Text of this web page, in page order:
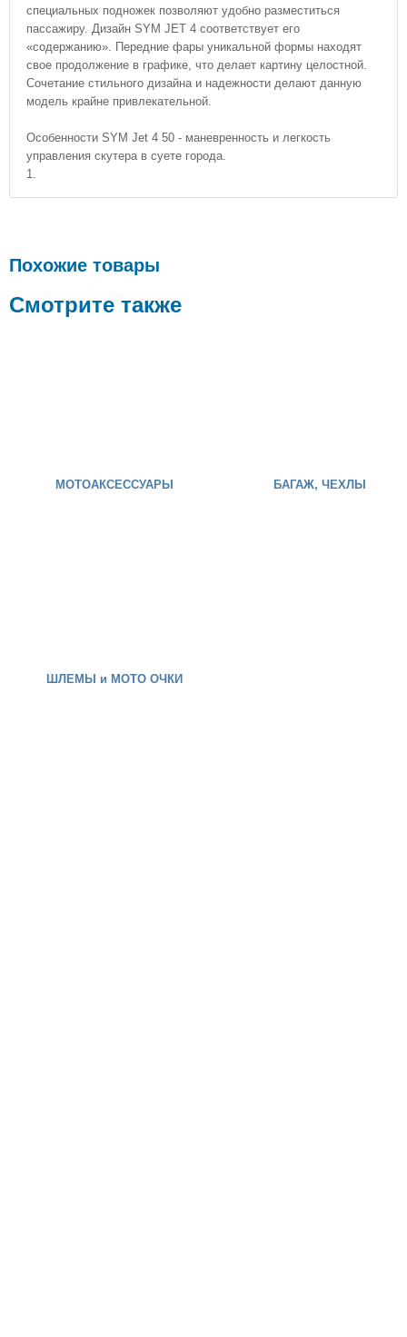
специальных подножек позволяют удобно разместиться
пассажиру. Дизайн SYM JET 4 соответствует его
«содержанию». Передние фары уникальной формы находят
свое продолжение в графике, что делает картину целостной.
Сочетание стильного дизайна и надежности делают данную
модель крайне привлекательной.
Особенности SYM Jet 4 50 - маневренность и легкость
управления скутера в суете города.
1.
Похожие товары
Смотрите также
МОТОАКСЕССУАРЫ БАГАЖ, ЧЕХЛЫ
ШЛЕМЫ и МОТО ОЧКИ